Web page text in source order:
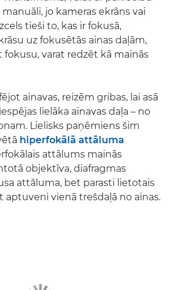
jo kameras ekrāns vai
tieši to, kas ir fokusā,
uz fokusētās ainas daļām,
varat redzēt kā mainās
ainavas, reizēm gribas, lai asā
lielāka ainavas daļa – no
Lielisks paņēmiens šim
hiperfokālā attāluma
attālums mainās
objektīva, diafragmas
attāluma, bet parasti lietotais
aptuveni vienā trešdaļā no ainas.